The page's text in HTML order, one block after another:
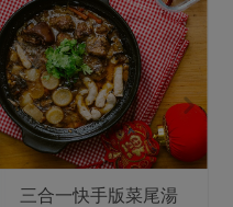
三合一快手版菜尾湯